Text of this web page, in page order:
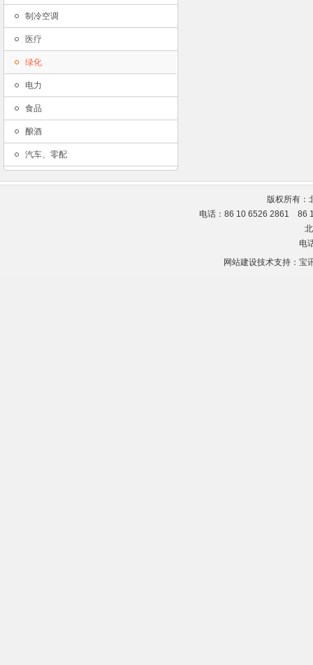
制冷空调
医疗
绿化
电力
食品
酿酒
汽车、零配
版权所有：
电话：86 10 6526 2861 86
电
网站建设技术支持： 宝